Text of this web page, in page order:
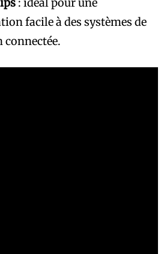
: idéal pour une
facile à des systèmes de
connectée.